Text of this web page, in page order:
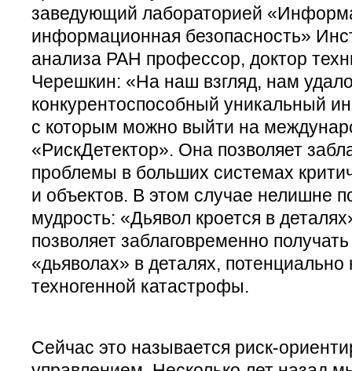
заведующий лабораторией
информационная безопасность»
анализа РАН профессор, доктор
Черешкин: «На наш взгляд, нам
конкурентоспособный уникальный
с которым можно выйти на
«РискДетектор». Она позволяет
проблемы в больших системах
и объектов. В этом случае нелишне
мудрость: «Дьявол кроется в
позволяет заблаговременно
«дьяволах» в деталях, потенциально
техногенной катастрофы.
Сейчас это называется риск-